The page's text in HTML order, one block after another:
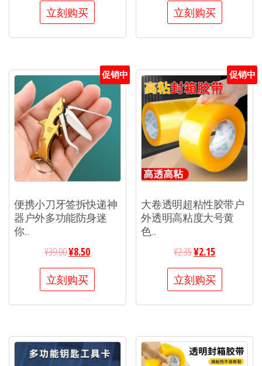
立刻购买 立刻购买
促销中
便携小刀牙签拆快递神
器户外多功能防身迷
你...
¥39.00¥8.50
立刻购买
促销中
大卷透明超粘性胶带户
外透明高粘度大号黄
色...
¥2.35¥2.15
立刻购买